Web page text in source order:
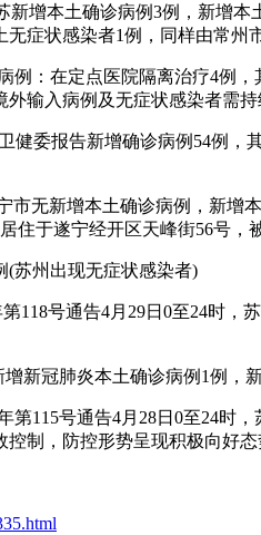
新增本土确诊病例3例，新增
症状感染者1例，同样由常州
例：在定点医院隔离治疗4例
输入病例及无症状感染者需持
健委报告新增确诊病例54例
市无新增本土确诊病例，新
住于遂宁经开区天峰街56号，
(苏州出现无症状感染者)
第118号通告4月29日0至24时
新冠肺炎本土确诊病例1例，
第115号通告4月28日0至24
制，防控形势呈现积极向好态